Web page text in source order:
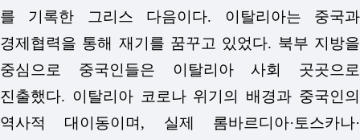
를 기록한 그리스 다음이다. 이탈리아는 중국과
경제협력을 통해 재기를 꿈꾸고 있었다. 북부 지방을
중심으로 중국인들은 이탈리아 사회 곳곳으로
진출했다. 이탈리아 코로나 위기의 배경과 중국인의
역사적 대이동이며, 실제 롬바르디아·토스카나·